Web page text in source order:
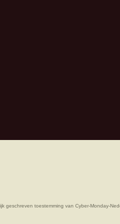
toestemming van Cyber-Monday-